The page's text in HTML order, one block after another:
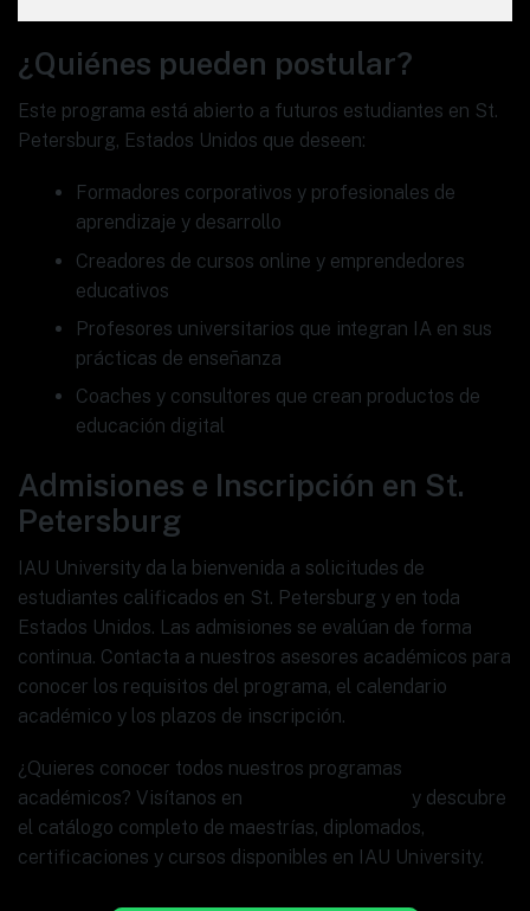
¿Quiénes pueden postular?
Este programa está abierto a futuros estudiantes en St.
Petersburg, Estados Unidos que deseen:
Formadores corporativos y profesionales de
aprendizaje y desarrollo
Creadores de cursos online y emprendedores
educativos
Profesores universitarios que integran IA en sus
prácticas de enseñanza
Coaches y consultores que crean productos de
educación digital
Admisiones e Inscripción en St.
Petersburg
IAU University da la bienvenida a solicitudes de
estudiantes calificados en St. Petersburg y en toda
Estados Unidos. Las admisiones se evalúan de forma
continua. Contacta a nuestros asesores académicos para
conocer los requisitos del programa, el calendario
académico y los plazos de inscripción.
¿Quieres conocer todos nuestros programas
académicos? Visítanos en
y descubre
el catálogo completo de maestrías, diplomados,
certificaciones y cursos disponibles en IAU University.